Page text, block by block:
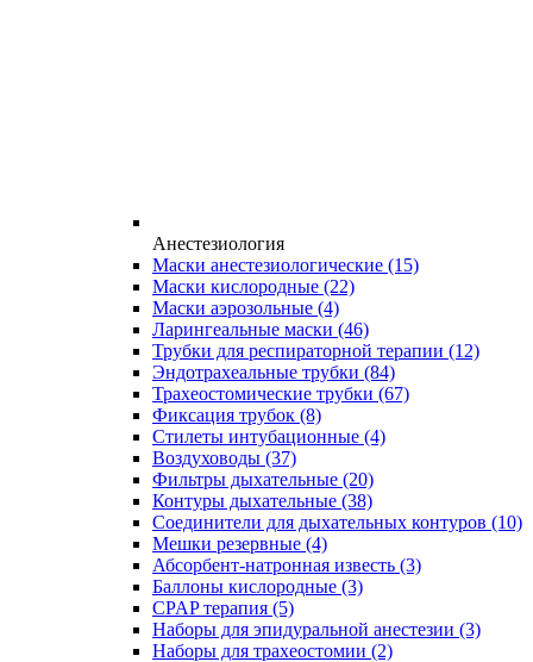
Анестезиология
Маски анестезиологические (15)
Маски кислородные (22)
Маски аэрозольные (4)
Ларингеальные маски (46)
Трубки для респираторной терапии (12)
Эндотрахеальные трубки (84)
Трахеостомические трубки (67)
Фиксация трубок (8)
Стилеты интубационные (4)
Воздуховоды (37)
Фильтры дыхательные (20)
Контуры дыхательные (38)
Соединители для дыхательных контуров (10)
Мешки резервные (4)
Абсорбент-натронная известь (3)
Баллоны кислородные (3)
CPAP терапия (5)
Наборы для эпидуральной анестезии (3)
Наборы для трахеостомии (2)